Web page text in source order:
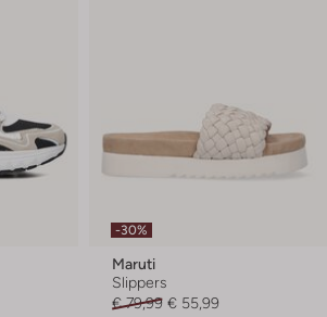
-30%
Maruti
Slippers
€ 79,99 € 55,99